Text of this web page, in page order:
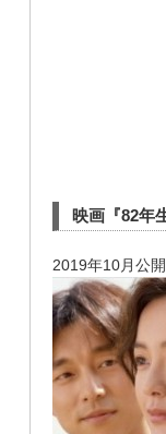
映画『82年
2019年10月公